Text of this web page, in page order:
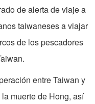
de alerta de viaje a
taiwaneses a viajar
de los pescadores
entre Taiwan y
muerte de Hong, así